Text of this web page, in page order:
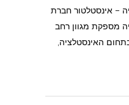
– אינסטלטור חברת
מספקת מגוון רחב
האינסטלציה,